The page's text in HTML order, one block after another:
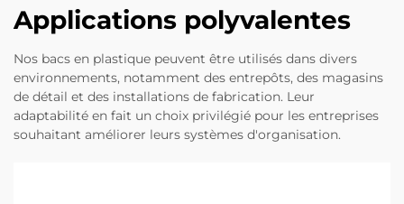
Applications polyvalentes
Nos bacs en plastique peuvent être utilisés dans divers
environnements, notamment des entrepôts, des magasins
de détail et des installations de fabrication. Leur
adaptabilité en fait un choix privilégié pour les entreprises
souhaitant améliorer leurs systèmes d'organisation.